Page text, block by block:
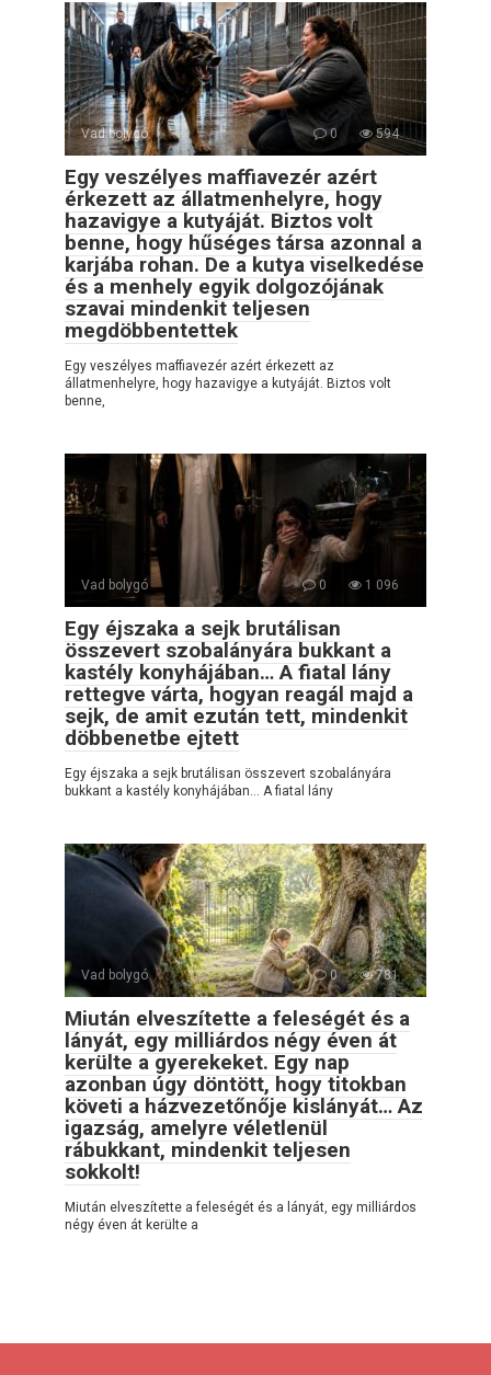
Vad bolygó 0 594
Egy veszélyes maffiavezér azért
érkezett az állatmenhelyre, hogy
hazavigye a kutyáját. Biztos volt
benne, hogy hűséges társa azonnal a
karjába rohan. De a kutya viselkedése
és a menhely egyik dolgozójának
szavai mindenkit teljesen
megdöbbentettek
Egy veszélyes maffiavezér azért érkezett az
állatmenhelyre, hogy hazavigye a kutyáját. Biztos volt
benne,
Vad bolygó 0 1 096
Egy éjszaka a sejk brutálisan
összevert szobalányára bukkant a
kastély konyhájában… A fiatal lány
rettegve várta, hogyan reagál majd a
sejk, de amit ezután tett, mindenkit
döbbenetbe ejtett
Egy éjszaka a sejk brutálisan összevert szobalányára
bukkant a kastély konyhájában… A fiatal lány
Vad bolygó 0 781
Miután elveszítette a feleségét és a
lányát, egy milliárdos négy éven át
kerülte a gyerekeket. Egy nap
azonban úgy döntött, hogy titokban
követi a házvezetőnője kislányát… Az
igazság, amelyre véletlenül
rábukkant, mindenkit teljesen
sokkolt!
Miután elveszítette a feleségét és a lányát, egy milliárdos
négy éven át kerülte a